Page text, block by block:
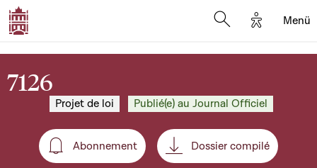
Options
Menü
7126
Projet de loi Publié(e) au Journal Officiel
Abonnement
Abonnement Dossier compilé